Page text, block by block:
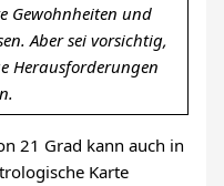
Gewohnheiten und
Aber sei vorsichtig,
Herausforderungen
21 Grad kann auch in
Karte